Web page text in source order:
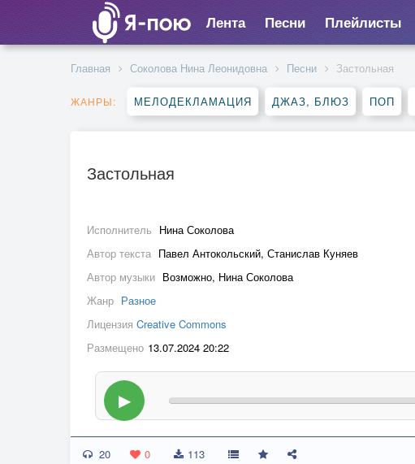
Лента Песни Плейлисты
Главная Соколова Нина Леонидовна Песни Застольная
ЖАНРЫ: МЕЛОДЕКЛАМАЦИЯ ДЖАЗ, БЛЮЗ ПОП
Застольная
Исполнитель Нина Соколова
Автор текста Павел Антокольский, Станислав Куняев
Автор музыки Возможно, Нина Соколова
Жанр Разное
Лицензия Creative Commons
Размещено 13.07.2024 20:22
▶
20 0 113